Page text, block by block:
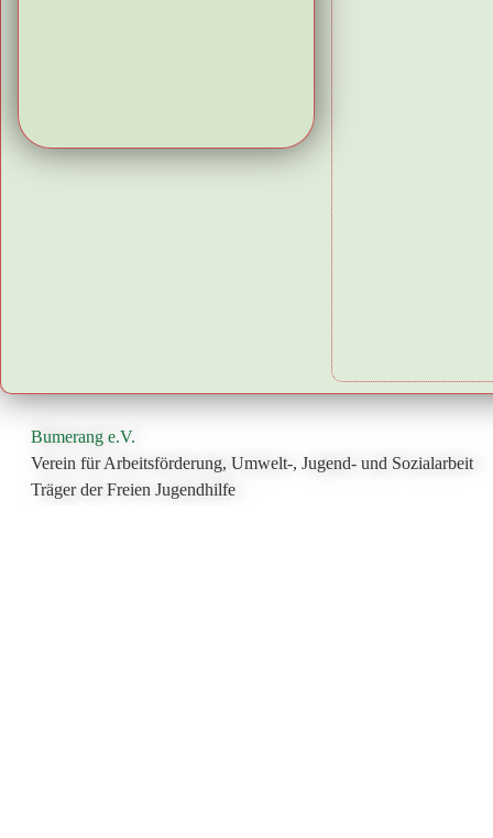
Bumerang e.V.
Verein für Arbeitsförderung, Umwelt-, Jugend- und Sozialarbeit
Träger der Freien Jugendhilfe